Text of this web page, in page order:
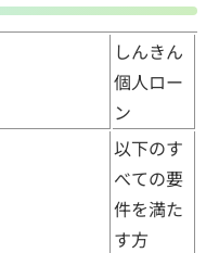
カードローン
事業性ローンしんきん
個人ロー
ン
以下のす
べての要
件を満た
す方